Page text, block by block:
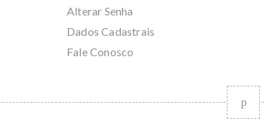
Alterar Senha
Dados Cadastrais
Fale Conosco